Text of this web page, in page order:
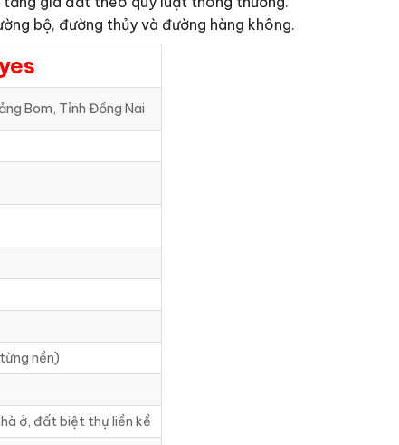
bộ, đường thủy và đường hàng không.
Bom, Tỉnh Đồng Nai
nền)
ở, đất biệt thự liền kề